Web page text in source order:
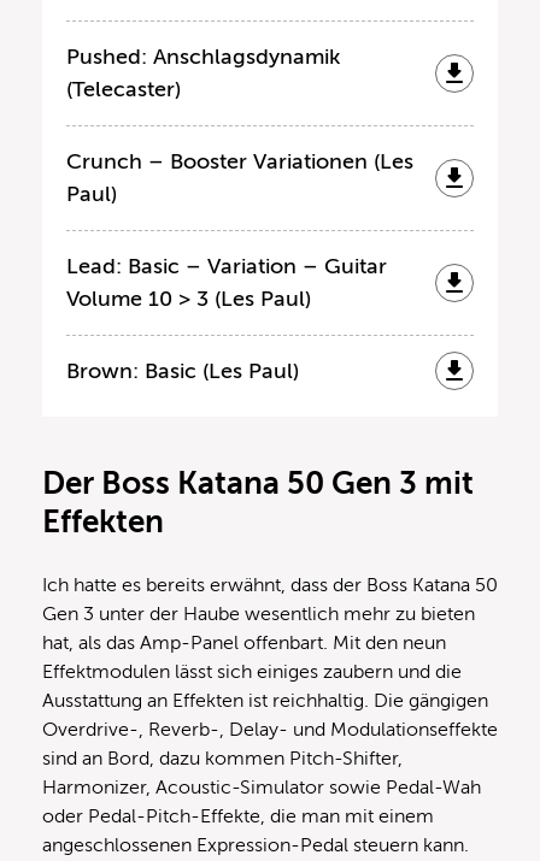
Pushed: Anschlagsdynamik
(Telecaster)
Crunch – Booster Variationen (Les
Paul)
Lead: Basic – Variation – Guitar
Volume 10 > 3 (Les Paul)
Brown: Basic (Les Paul)
Der Boss Katana 50 Gen 3 mit
Effekten
Ich hatte es bereits erwähnt, dass der Boss Katana 50
Gen 3 unter der Haube wesentlich mehr zu bieten
hat, als das Amp-Panel offenbart. Mit den neun
Effektmodulen lässt sich einiges zaubern und die
Ausstattung an Effekten ist reichhaltig. Die gängigen
Overdrive-, Reverb-, Delay- und Modulationseffekte
sind an Bord, dazu kommen Pitch-Shifter,
Harmonizer, Acoustic-Simulator sowie Pedal-Wah
oder Pedal-Pitch-Effekte, die man mit einem
angeschlossenen Expression-Pedal steuern kann.